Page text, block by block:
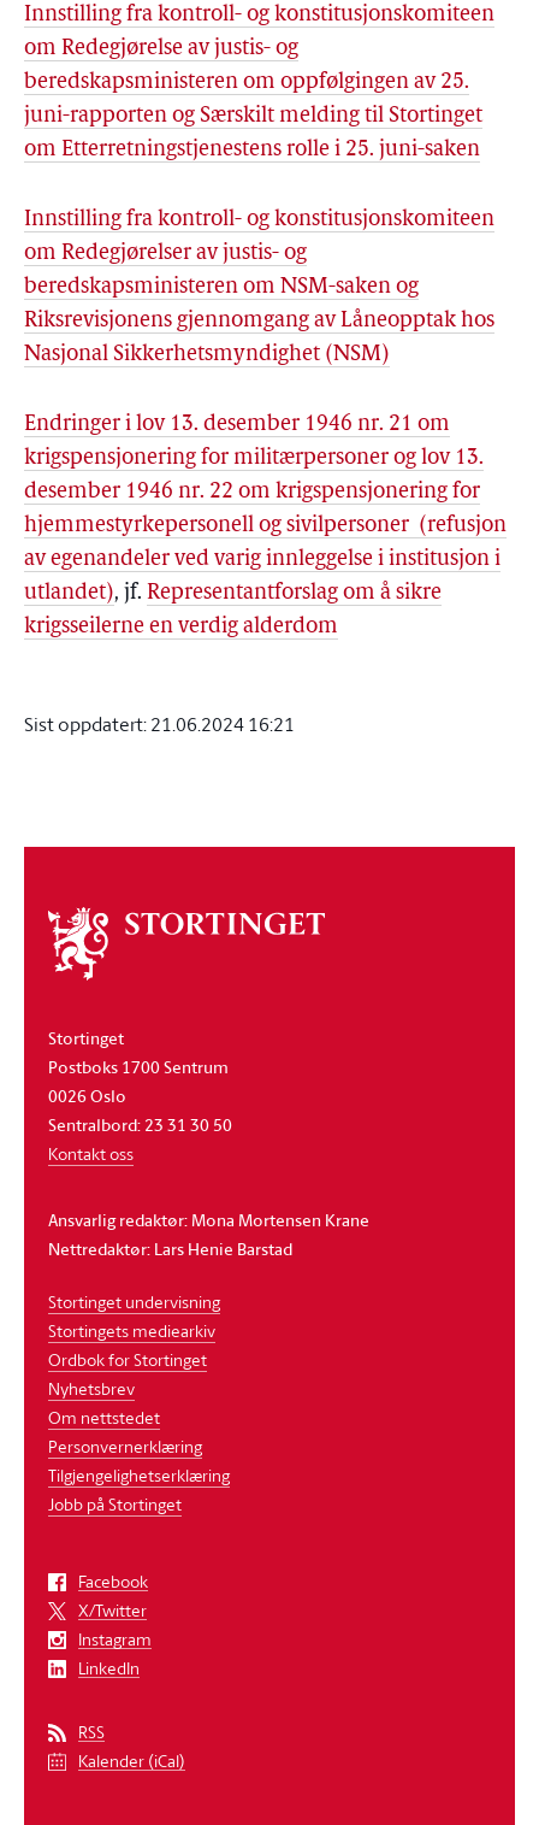
Innstilling fra kontroll- og konstitusjonskomiteen
om Redegjørelse av justis- og
beredskapsministeren om oppfølgingen av 25.
juni-rapporten og Særskilt melding til Stortinget
om Etterretningstjenestens rolle i 25. juni-saken
Innstilling fra kontroll- og konstitusjonskomiteen
om Redegjørelser av justis- og
beredskapsministeren om NSM-saken og
Riksrevisjonens gjennomgang av Låneopptak hos
Nasjonal Sikkerhetsmyndighet (NSM)
Endringer i lov 13. desember 1946 nr. 21 om
krigspensjonering for militærpersoner og lov 13.
desember 1946 nr. 22 om krigspensjonering for
hjemmestyrkepersonell og sivilpersoner (refusjon
av egenandeler ved varig innleggelse i institusjon i
utlandet), jf. Representantforslag om å sikre
krigsseilerne en verdig alderdom
Sist oppdatert:21.06.2024 16:21
Om
stortinget
Stortinget
Postboks 1700 Sentrum
0026 Oslo
Sentralbord: 23 31 30 50
Kontakt oss
Ansvarlig redaktør: Mona Mortensen Krane
Nettredaktør: Lars Henie Barstad
Stortinget undervisning
Stortingets mediearkiv
Ordbok for Stortinget
Nyhetsbrev
Om nettstedet
Personvernerklæring
Tilgjengelighetserklæring
Jobb på Stortinget
Facebook
X/Twitter
Instagram
LinkedIn
RSS
Kalender (iCal)